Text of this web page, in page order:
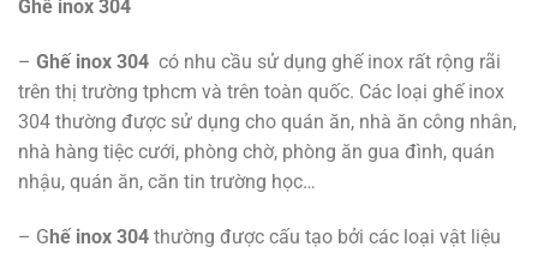
Ghế inox 304
– Ghế inox 304 có nhu cầu sử dụng ghế inox rất rộng rãi
trên thị trường tphcm và trên toàn quốc. Các loại ghế inox
304 thường được sử dụng cho quán ăn, nhà ăn công nhân,
nhà hàng tiệc cưới, phòng chờ, phòng ăn gua đình, quán
nhậu, quán ăn, căn tin trường học…
– Ghế inox 304 thường được cấu tạo bởi các loại vật liệu